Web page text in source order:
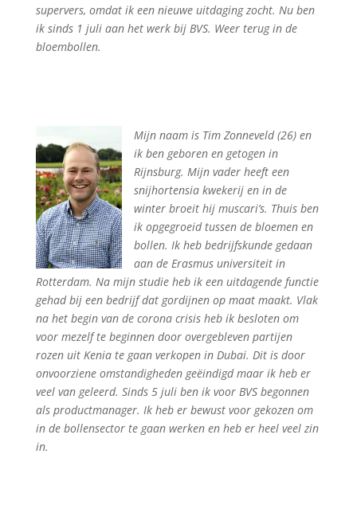
supervers, omdat ik een nieuwe uitdaging zocht. Nu ben
ik sinds 1 juli aan het werk bij BVS. Weer terug in de
bloembollen.
Mijn naam is Tim Zonneveld (26) en
ik ben geboren en getogen in
Rijnsburg. Mijn vader heeft een
snijhortensia kwekerij en in de
winter broeit hij muscari’s. Thuis ben
ik opgegroeid tussen debloemen en
bollen. Ik heb bedrijfskunde gedaan
aan de Erasmus universiteit in
Rotterdam. Na mijn studie heb ik een uitdagende functie
gehad bij een bedrijf dat gordijnenop maat maakt. Vlak
na het begin van de corona crisis heb ik besloten om
voor mezelf te beginnen door overgebleven partijen
rozen uit Kenia te gaan verkopen in Dubai. Dit is door
onvoorziene omstandigheden geëindigd maar ik heb er
veel van geleerd. Sinds 5 juli ben ik voor BVS begonnen
als productmanager. Ik heb er bewust voor gekozen om
in de bollensector te gaan werken en heb er heel veel zin
in.